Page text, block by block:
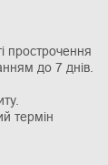
прострочення
до 7 днів.
термін